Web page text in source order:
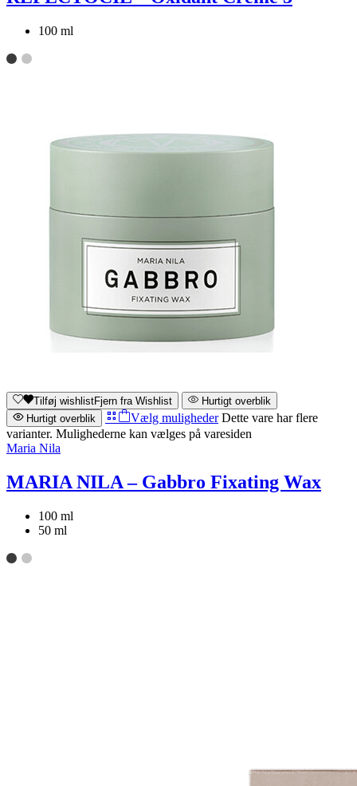
100 ml
Tilføj wishlistFjern fra Wishlist
Hurtigt overblik
Hurtigt overblik
Vælg muligheder Dette vare har flere
varianter. Mulighederne kan vælges på varesiden
Maria Nila
MARIA NILA – Gabbro Fixating Wax
100 ml
50 ml